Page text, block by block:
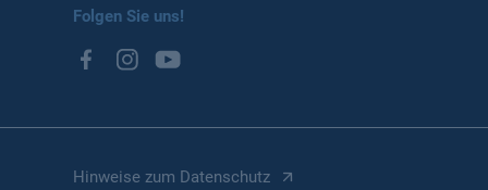
Folgen Sie uns!
Hinweise zum Datenschutz